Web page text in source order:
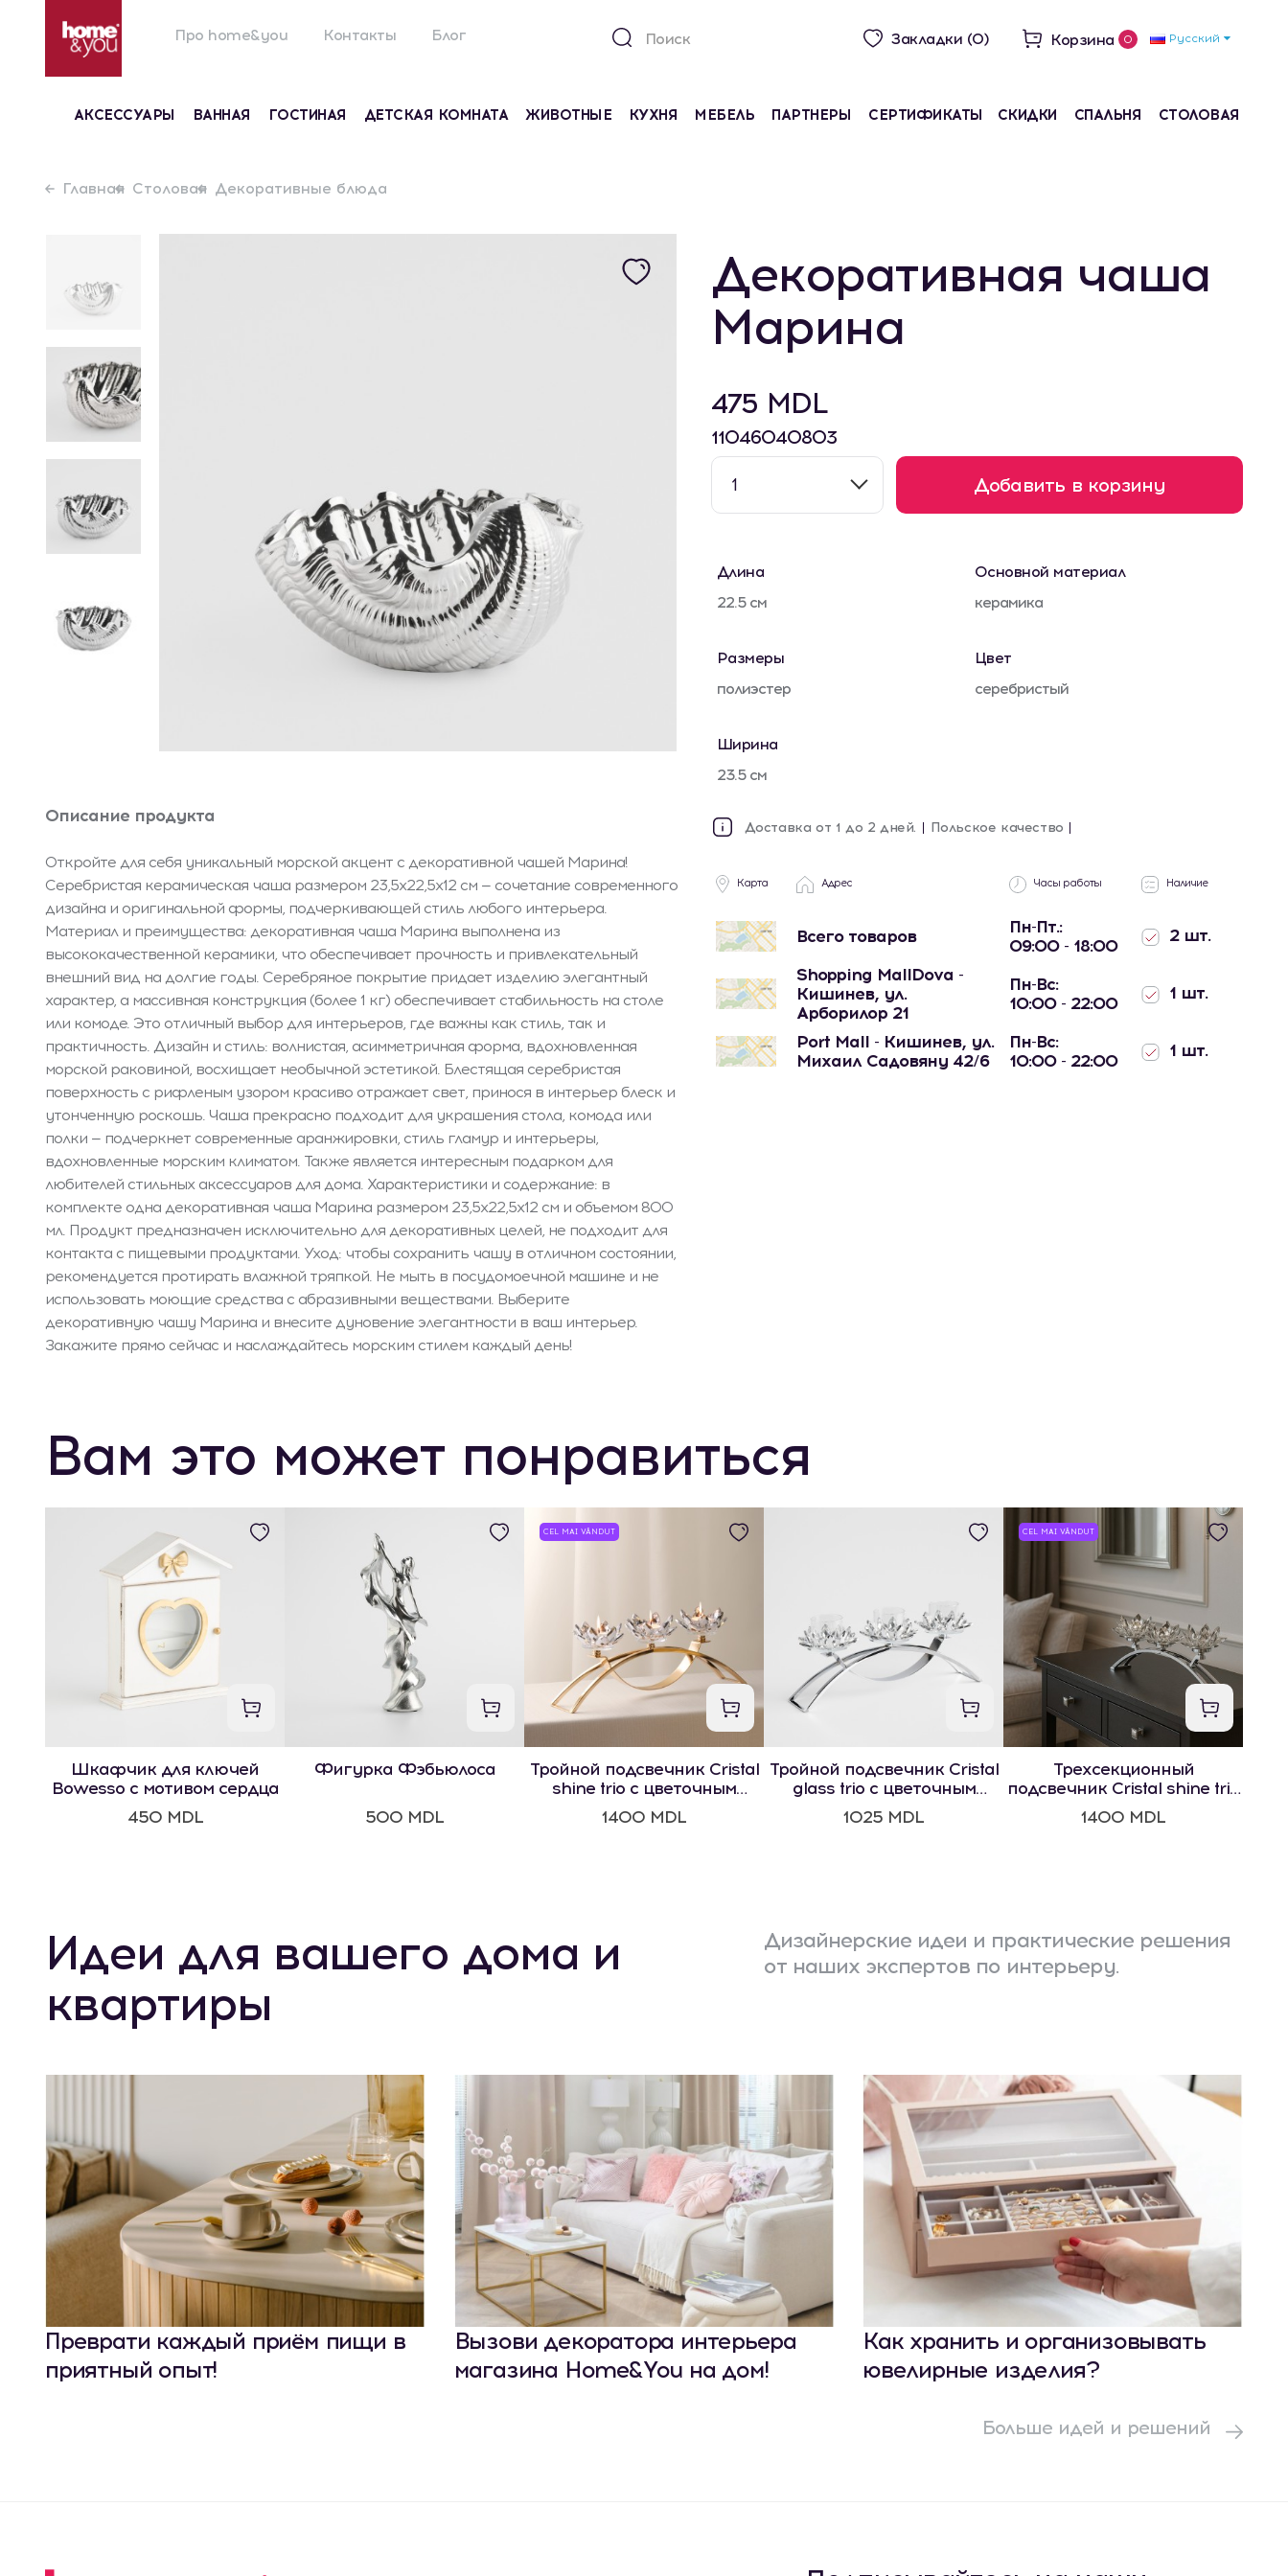
Про home&you Контакты Блог Закладки (0) Корзина 0 Русский
АКСЕССУАРЫ ВАННАЯ ГОСТИНАЯ ДЕТСКАЯ КОМНАТА ЖИВОТНЫЕ КУХНЯ МЕБЕЛЬ ПАРТНЕРЫ СЕРТИФИКАТЫ СКИДКИ СПАЛЬНЯ СТОЛОВАЯ
Главная Столовая Декоративные блюда
Описание продукта
Откройте для себя уникальный морской акцент с декоративной чашей Марина!
Серебристая керамическая чаша размером 23,5x22,5x12 см — сочетание современного
дизайна и оригинальной формы, подчеркивающей стиль любого интерьера.
Материал и преимущества: декоративная чаша Марина выполнена из
высококачественной керамики, что обеспечивает прочность и привлекательный
внешний вид на долгие годы. Серебряное покрытие придает изделию элегантный
характер, а массивная конструкция (более 1 кг) обеспечивает стабильность на столе
или комоде. Это отличный выбор для интерьеров, где важны как стиль, так и
практичность. Дизайн и стиль: волнистая, асимметричная форма, вдохновленная
морской раковиной, восхищает необычной эстетикой. Блестящая серебристая
поверхность с рифленым узором красиво отражает свет, принося в интерьер блеск и
утонченную роскошь. Чаша прекрасно подходит для украшения стола, комода или
полки — подчеркнет современные аранжировки, стиль гламур и интерьеры,
вдохновленные морским климатом. Также является интересным подарком для
любителей стильных аксессуаров для дома. Характеристики и содержание: в
комплекте одна декоративная чаша Марина размером 23,5x22,5x12 см и объемом 800
мл. Продукт предназначен исключительно для декоративных целей, не подходит для
контакта с пищевыми продуктами. Уход: чтобы сохранить чашу в отличном состоянии,
рекомендуется протирать влажной тряпкой. Не мыть в посудомоечной машине и не
использовать моющие средства с абразивными веществами. Выберите
декоративную чашу Марина и внесите дуновение элегантности в ваш интерьер.
Закажите прямо сейчас и наслаждайтесь морским стилем каждый день!
Декоративная чаша
Марина
475 MDL
11046040803
1 Добавить в корзину
Длина
22.5 см
Основной материал
керамика
Размеры
полиэстер
Цвет
серебристый
Ширина
23.5 см
Доставка от 1 до 2 дней. Польское качество
Карта Адрес Часы работы Наличие
Всего товаров
Пн-Пт.:
09:00 - 18:00
2 шт.
Shopping MallDova -
Кишинев, ул.
Арборилор 21
Пн-Вс:
10:00 - 22:00
1 шт.
Port Mall - Кишинев, ул.
Михаил Садовяну 42/6
Пн-Вс:
10:00 - 22:00
1 шт.
Вам это может понравиться
Шкафчик для ключей
Bowesso с мотивом сердца
450 MDL
Фигурка Фэбьюлоса
500 MDL
CEL MAI VÂNDUT
Тройной подсвечник Cristal
shine trio с цветочным
мотивом
1400 MDL
Тройной подсвечник Cristal
glass trio с цветочным
мотивом
1025 MDL
CEL MAI VÂNDUT
Трехсекционный
подсвечник Cristal shine trio
с цветочным мотивом
1400 MDL
Идеи для вашего дома и
квартиры
Дизайнерские идеи и практические решения
от наших экспертов по интерьеру.
Преврати каждый приём пищи в
приятный опыт!
Вызови декоратора интерьера
магазина Home&You на дом!
Как хранить и организовывать
ювелирные изделия?
Больше идей и решений